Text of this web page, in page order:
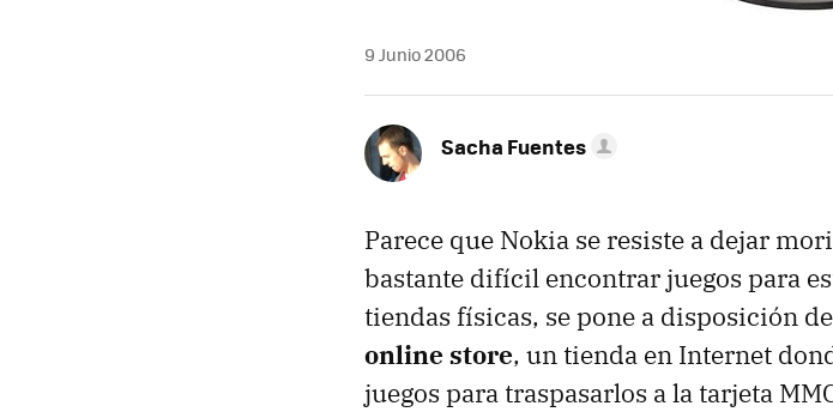
9 Junio 2006
Sacha Fuentes
Parece que Nokia se resiste a dejar
bastante difícil encontrar juegos para
tiendas físicas, se pone a disposición
online store, un tienda en Internet
juegos para traspasarlos a la tarjeta